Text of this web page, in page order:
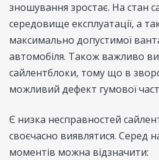
зношування зростає. На стан
середовище експлуатації, а
максимально допустимої
автомобіля. Також важливо
сайлентблоки, тому що в
можливий дефект гумової
Є низка несправностей
своєчасно виявлятися. Серед
моментів можна відзначити: